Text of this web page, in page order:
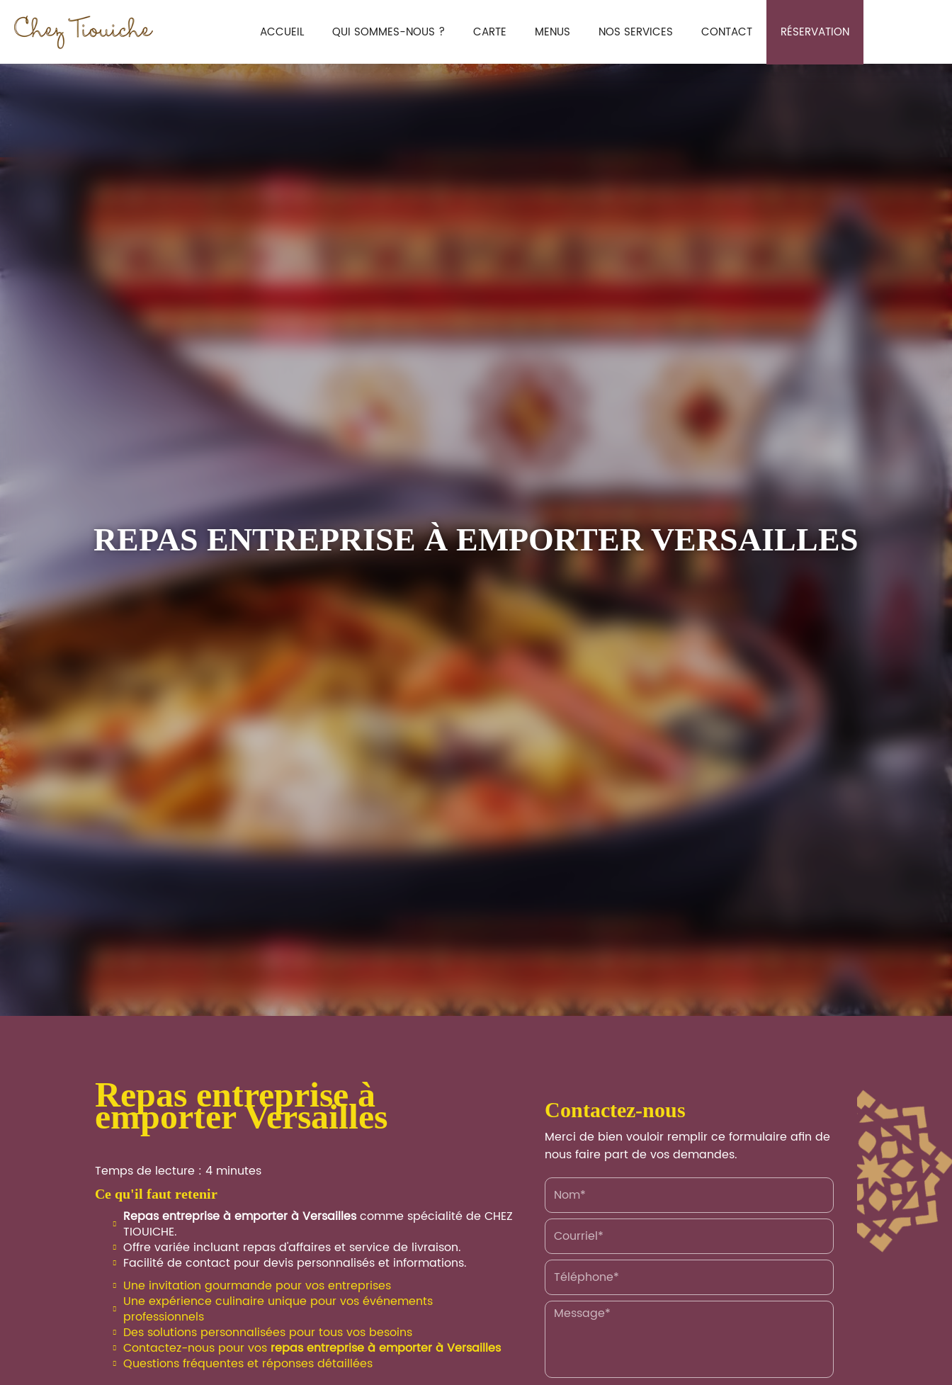
ACCUEIL QUI SOMMES-NOUS ? CARTE MENUS NOS SERVICES CONTACT RÉSERVATION
REPAS ENTREPRISE À EMPORTER VERSAILLES
Repas entreprise à
emporter Versailles
Temps de lecture : 4 minutes
ce qu'il faut retenir
Repas entreprise à emporter à Versaillescomme spécialité de CHEZ
TIOUICHE.
Offre variée incluant repas d'affaires et service de livraison.
Facilité de contact pour devis personnalisés et informations.
Une invitation gourmande pour vos entreprises
Une expérience culinaire unique pour vos événements
professionnels
Des solutions personnalisées pour tous vos besoins
Contactez-nous pour vos repas entreprise à emporter à Versailles
Questions fréquentes et réponses détaillées
contactez-nous
Merci de bien vouloir remplir ce formulaire afin de
nous faire part de vos demandes.